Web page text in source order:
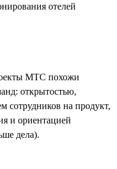
отелей
МТС похожи
открытостью,
сотрудников на продукт,
и ориентацией
дела).